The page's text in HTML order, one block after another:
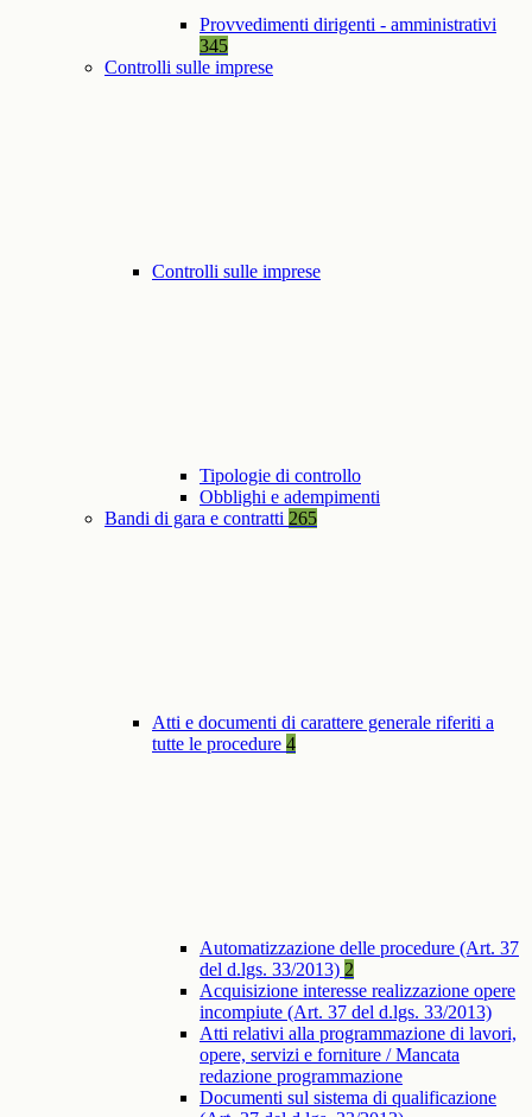
Provvedimenti dirigenti - amministrativi
345
Controlli sulle imprese
Controlli sulle imprese
Tipologie di controllo
Obblighi e adempimenti
Bandi di gara e contratti 265
Atti e documenti di carattere generale riferiti a
tutte le procedure 4
Automatizzazione delle procedure (Art. 37
del d.lgs. 33/2013) 2
Acquisizione interesse realizzazione opere
incompiute (Art. 37 del d.lgs. 33/2013)
Atti relativi alla programmazione di lavori,
opere, servizi e forniture / Mancata
redazione programmazione
Documenti sul sistema di qualificazione